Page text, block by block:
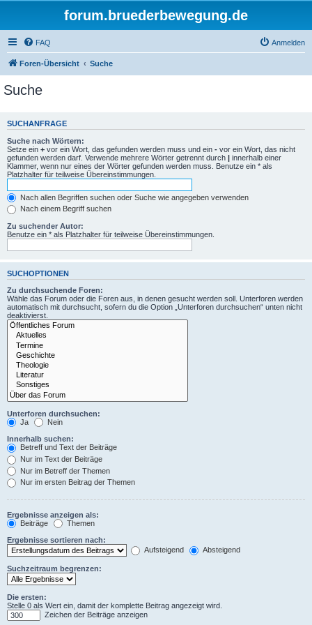
forum.bruederbewegung.de
FAQ Anmelden
Foren-Übersicht Suche
Suche
SUCHANFRAGE
Suche nach Wörtern:
Setze ein + vor ein Wort, das gefunden werden muss und ein - vor ein Wort, das nicht
gefunden werden darf. Verwende mehrere Wörter getrennt durch | innerhalb einer
Klammer, wenn nur eines der Wörter gefunden werden muss. Benutze ein * als
Platzhalter für teilweise Übereinstimmungen.
Nach allen Begriffen suchen oder Suche wie angegeben verwenden
Nach einem Begriff suchen
Zu suchender Autor:
Benutze ein * als Platzhalter für teilweise Übereinstimmungen.
SUCHOPTIONEN
Zu durchsuchende Foren:
Wähle das Forum oder die Foren aus, in denen gesucht werden soll. Unterforen werden
automatisch mit durchsucht, sofern du die Option „Unterforen durchsuchen“ unten nicht
deaktivierst.
Unterforen durchsuchen:
Ja
Nein
Innerhalb suchen:
Betreff und Text der Beiträge
Nur im Text der Beiträge
Nur im Betreff der Themen
Nur im ersten Beitrag der Themen
Ergebnisse anzeigen als:
Beiträge
Themen
Ergebnisse sortieren nach:
Aufsteigend
Absteigend
Suchzeitraum begrenzen:
Die ersten:
Stelle 0 als Wert ein, damit der komplette Beitrag angezeigt wird.
Zeichen der Beiträge anzeigen